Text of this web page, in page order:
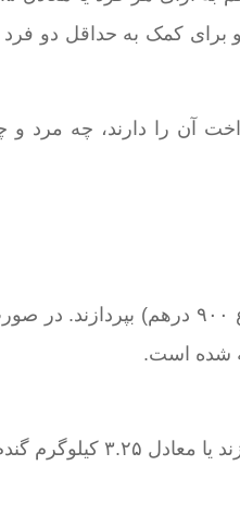
کمک به حداقل دو فرد
آن را دارند، چه مرد
باید به ازای هر روز، ۱۵ درهم به ۶۰ فرد نیازمند